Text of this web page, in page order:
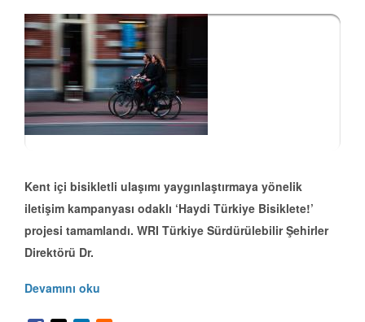
Kent içi bisikletli ulaşımı yaygınlaştırmaya yönelik
iletişim kampanyası odaklı ‘Haydi Türkiye Bisiklete!’
projesi tamamlandı. WRI Türkiye Sürdürülebilir Şehirler
Direktörü Dr.
Devamını oku